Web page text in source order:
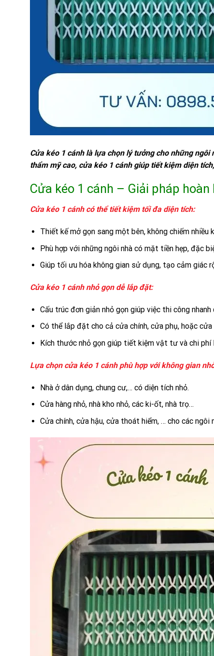
Cửa kéo 1 cánh là lựa chọn lý tưởng cho những
thẩm mỹ cao, cửa kéo 1 cánh giúp tiết kiệm diện
Cửa kéo 1 cánh – Giải pháp
Cửa kéo1 cánh có thể tiết kiệm tối đa diện tích:
Thiết kế mở gọn sang một bên, không chiếm nhiều
Phù hợp với những ngôi nhà có mặt tiền hẹp, đặc
Giúp tối ưu hóa không gian sử dụng, tạo cảm giác
Cửa kéo 1 cánh nhỏ gọn dễ lắp đặt:
Cấu trúc đơn giản nhỏ gọn giúp việc thi công nhanh
Có thể lắp đặt cho cả cửa chính, cửa phụ, hoặc cửa
Kích thước nhỏ gọn giúp tiết kiệm vật tư và chi phí
Lựa chọn cửa kéo 1 cánhphù hợp với không gian
Nhà ở dân dụng, chung cư,… có diện tích nhỏ.
Cửa hàng nhỏ, nhà kho nhỏ, các ki-ốt, nhà trọ…
Cửa chính, cửa hậu, cửa thoát hiểm, … cho các ngôi